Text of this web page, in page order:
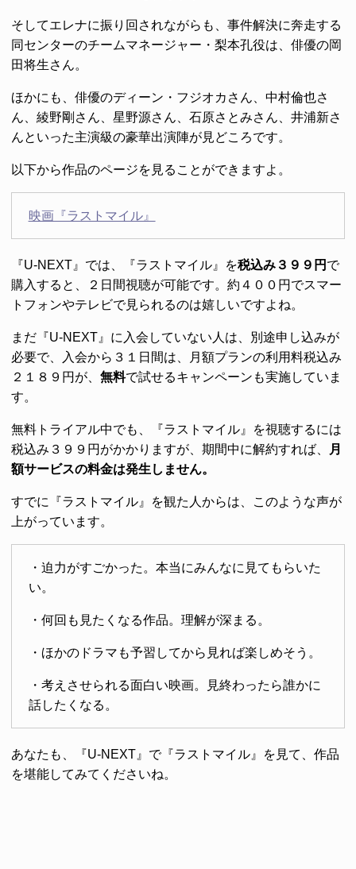
そしてエレナに振り回されながらも、事件解決に奔走する
同センターのチームマネージャー・梨本孔役は、俳優の岡
田将生さん。
ほかにも、俳優のディーン・フジオカさん、中村倫也さ
ん、綾野剛さん、星野源さん、石原さとみさん、井浦新さ
んといった主演級の豪華出演陣が見どころです。
以下から作品のページを見ることができますよ。
映画『ラストマイル』
『U-NEXT』では、『ラストマイル』を税込み３９９円 で
購入すると、２日間視聴が可能です。約４００円でスマー
トフォンやテレビで見られるのは嬉しいですよね。
まだ『U-NEXT』に入会していない人は、別途申し込みが
必要で、入会から３１日間は、月額プランの利用料税込み
２１８９円が、 無料で試せるキャンペーンも実施していま
す。
無料トライアル中でも、『ラストマイル』を視聴するには
税込み３９９円がかかりますが、期間中に解約すれば、
月
額サービスの料金は発生しません。
すでに『ラストマイル』を観た人からは、このような声が
上がっています。
・迫力がすごかった。本当にみんなに見てもらいた
い。
・何回も見たくなる作品。理解が深まる。
・ほかのドラマも予習してから見れば楽しめそう。
・考えさせられる面白い映画。見終わったら誰かに
話したくなる。
あなたも、『U-NEXT』で『ラストマイル』を見て、作品
を堪能してみてくださいね。